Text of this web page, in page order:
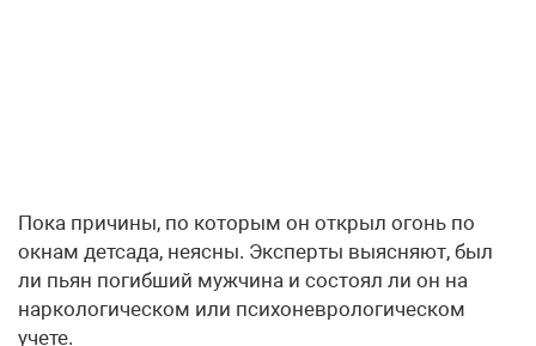
Пока причины, по которым он открыл огонь по
окнам детсада, неясны. Эксперты выясняют, был
ли пьян погибший мужчина и состоял ли он на
наркологическом или психоневрологическом
учете.